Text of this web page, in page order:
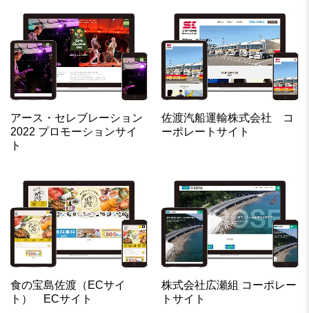
アース・セレブレーション
2022 プロモーションサイ
ト
佐渡汽船運輸株式会社 コ
ーポレートサイト
食の宝島佐渡（ECサイ
ト） ECサイト
株式会社広瀬組 コーポレー
トサイト